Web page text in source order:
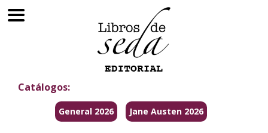
Catálogos:
General 2026 Jane Austen 2026